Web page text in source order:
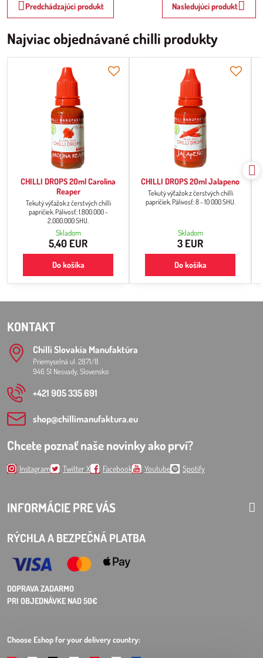
Predchádzajúci produkt Nasledujúci produkt
Najviac objednávané chilli produkty
CHILLI DROPS 20ml Carolina
Reaper
Tekutý výťažok z čerstvých chilli
papričiek. Pálivosť: 1.800.000 -
2.000.000 SHU.
Skladom
5,40 EUR
Do košíka
CHILLI DROPS 20ml Jalapeno
Tekutý výťažok z čerstvých chilli
papričiek, Pálivosť: 8 - 10 000 SHU.
Skladom
3 EUR
Do košíka
KONTAKT
Chilli Slovakia Manufaktúra
Priemyselná ul. 2871/8
946 51 Nesvady, Slovensko
+421 905 335 691
shop​@chillimanufaktura​.eu
Chcete poznať naše novinky ako prví?
Instagram Twitter X Facebook Youtube Spotify
INFORMÁCIE PRE VÁS
RÝCHLA A BEZPEČNÁ PLATBA
DOPRAVA ZADARMO
PRI OBJEDNÁVKE NAD 50€
Choose Eshop for your delivery country: